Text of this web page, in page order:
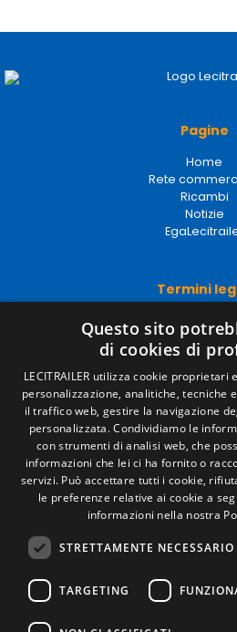
Pagine
Home
Rete
Ricambi
Notizie
Termini
Avviso
Politiche sulla
Politica sui
Condizioni generali
Gestire i
Contatto
Camino de los Huertos,
50620 - Casetas
+(34) 976
Questo sito
di cookies di
LECITRAILER utilizza cookie
personalizzazione, analitiche, tecniche
il traffico web, gestire la navigazione
personalizzata. Condividiamo le
con strumenti di analisi web, che
informazioni che lei ci ha fornito o
servizi. Può accettare tutti i cookie,
le preferenze relative ai cookie a
informazioni nella nostra
STRETTAMENTE NECESSARIO
TARGETING